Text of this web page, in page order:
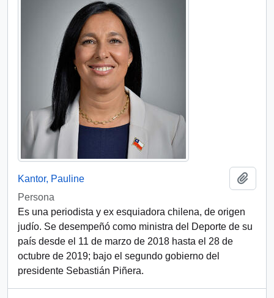
Kantor, Pauline
Persona
Es una periodista y ex esquiadora chilena, de origen
judío. Se desempeñó como ministra del Deporte de su
país desde el 11 de marzo de 2018 hasta el 28 de
octubre de 2019; bajo el segundo gobierno del
presidente Sebastián Piñera.